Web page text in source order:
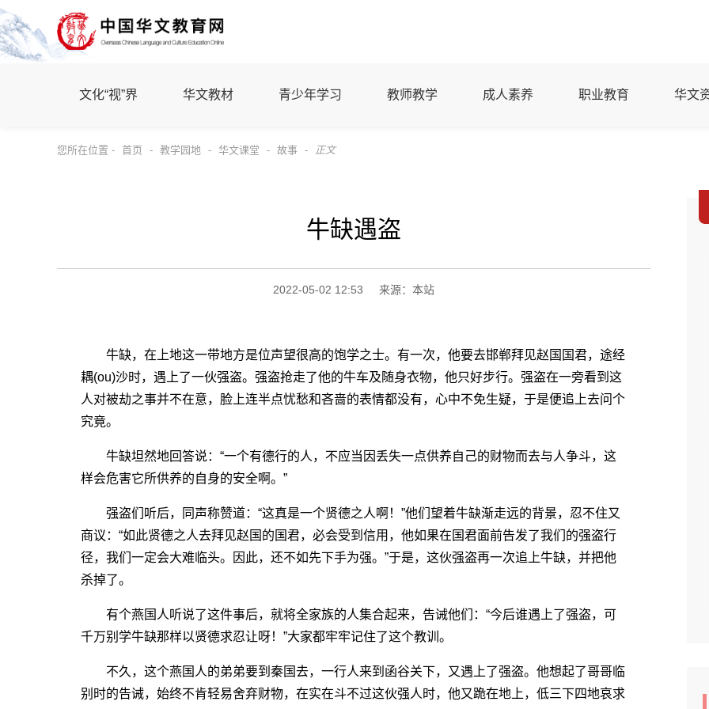
文化“视”界 华文教材 青少年学习 教师教学 成人素养 职业教育 华文
您所在位置 - 首页 - 教学园地 - 华文课堂 - 故事 - 正文
牛缺遇盗
2022-05-02 12:53 来源：本站
牛缺，在上地这一带地方是位声望很高的饱学之士。有一次，他要去邯郸拜见赵国国君，途经
耦(ou)沙时，遇上了一伙强盗。强盗抢走了他的牛车及随身衣物，他只好步行。强盗在一旁看到这
人对被劫之事并不在意，脸上连半点忧愁和吝啬的表情都没有，心中不免生疑，于是便追上去问个
究竟。
牛缺坦然地回答说：“一个有德行的人，不应当因丢失一点供养自己的财物而去与人争斗，这
样会危害它所供养的自身的安全啊。”
强盗们听后，同声称赞道：“这真是一个贤德之人啊！”他们望着牛缺渐走远的背景，忍不住又
商议：“如此贤德之人去拜见赵国的国君，必会受到信用，他如果在国君面前告发了我们的强盗行
径，我们一定会大难临头。因此，还不如先下手为强。”于是，这伙强盗再一次追上牛缺，并把他
杀掉了。
有个燕国人听说了这件事后，就将全家族的人集合起来，告诫他们：“今后谁遇上了强盗，可
千万别学牛缺那样以贤德求忍让呀！”大家都牢牢记住了这个教训。
不久，这个燕国人的弟弟要到秦国去，一行人来到函谷关下，又遇上了强盗。他想起了哥哥临
别时的告诫，始终不肯轻易舍弃财物，在实在斗不过这伙强人时，他又跪在地上，低三下四地哀求